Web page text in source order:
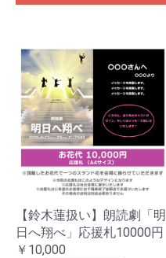
【鈴木蓮扱い】朗読劇「明
日へ翔べ」応援札10000円
￥10,000